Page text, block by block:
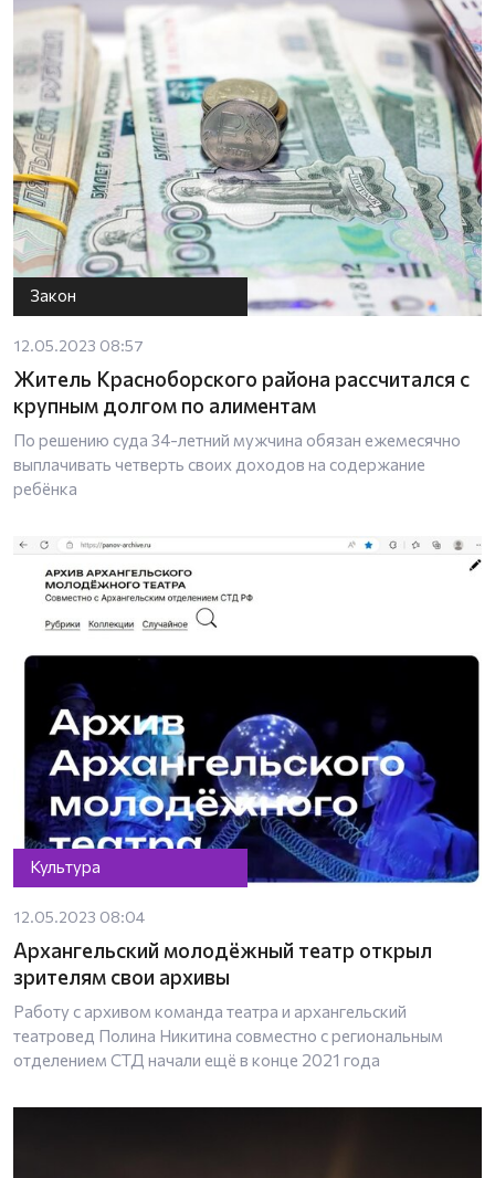
Закон
12.05.2023 08:57
Житель Красноборского района рассчитался с
крупным долгом по алиментам
По решению суда 34-летний мужчина обязан ежемесячно
выплачивать четверть своих доходов на содержание
ребёнка
Культура
12.05.2023 08:04
Архангельский молодёжный театр открыл
зрителям свои архивы
Работу с архивом команда театра и архангельский
театровед Полина Никитина совместно с региональным
отделением СТД начали ещё в конце 2021 года